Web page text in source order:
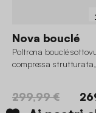
Nova bouclé
Poltrona bouclé
compressa
299,99 €